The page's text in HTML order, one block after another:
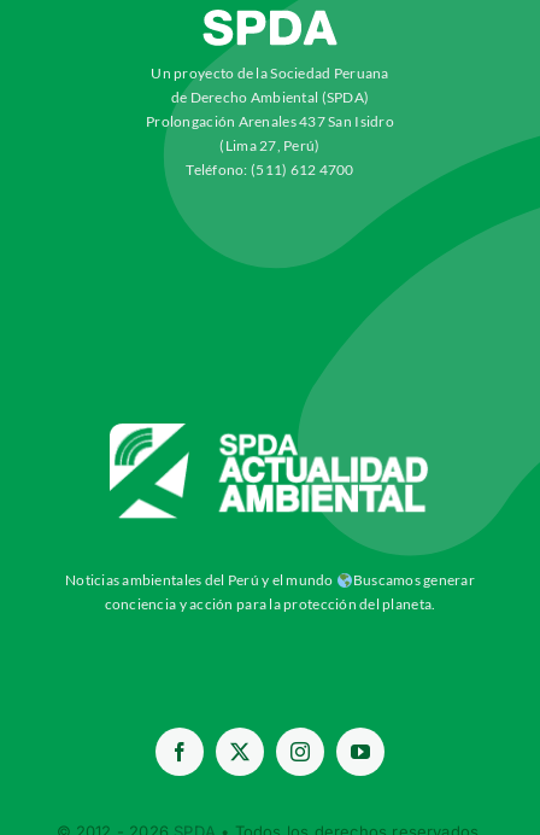
Un proyecto de la Sociedad Peruana
de Derecho Ambiental (SPDA)
Prolongación Arenales 437 San Isidro
(Lima 27, Perú)
Teléfono: (511) 612 4700
Noticias ambientales del Perú y el mundo
Buscamos generar
conciencia y acción para la protección del planeta.